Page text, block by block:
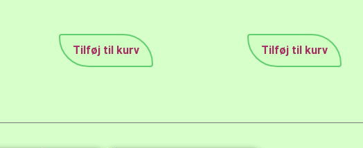
Tilføj til kurv Tilføj til kurv